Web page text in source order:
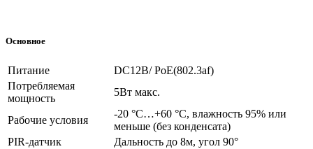
Основное
Питание
DC12В/ PoE(802.3af)
Потребляемая
мощность
5Вт макс.
Рабочие условия
-20 °C…+60 °C, влажность 95% или
меньше (без конденсата)
PIR-датчик
Дальность до 8м, угол 90°